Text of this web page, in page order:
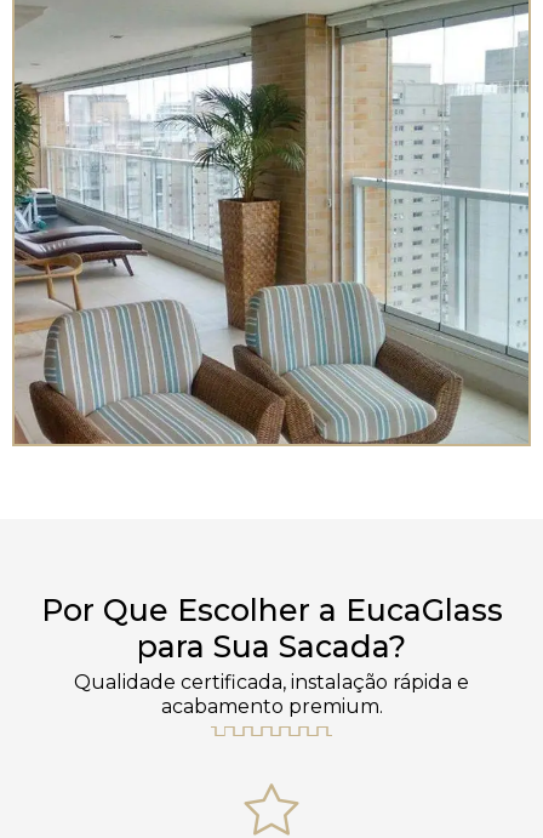
Por Que Escolher a EucaGlass
para Sua Sacada?
Qualidade certificada, instalação rápida e
acabamento premium.